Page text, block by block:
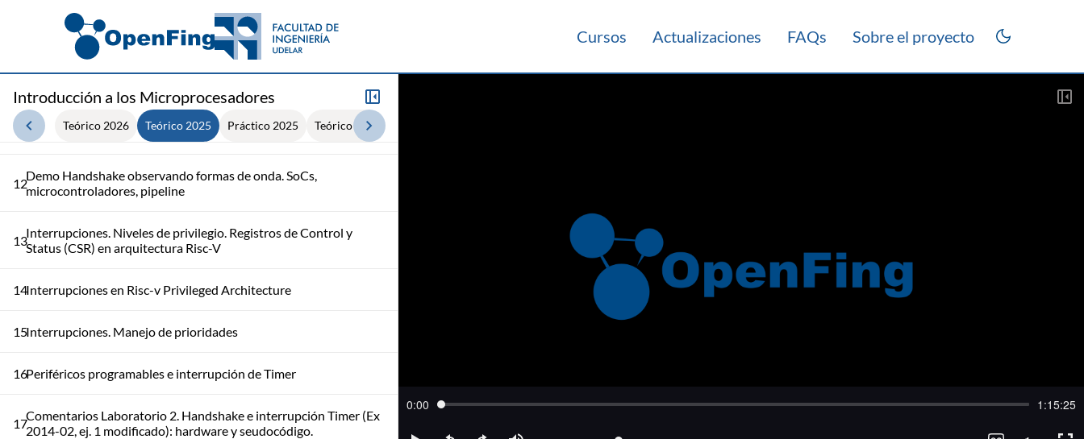
Cursos Actualizaciones FAQs Sobre el proyecto
Introducción a los Microprocesadores
Teórico 2026 Teórico 2025 Práctico 2025 Teórico 2015
Stack, subrutinas, Application Binary Interface (ABI), consultas
frecuentes Lab 1
10Decodificación, Métodos de E/S, Puertos de E/S, Handshake
11Repaso, Ejemplo Handshake, Polling, Uso de PSTRB Para
Escritura de a byte en Puertos
12Demo Handshake observando formas de onda. SoCs,
microcontroladores, pipeline
13Interrupciones. Niveles de privilegio. Registros de Control y
Status (CSR) en arquitectura Risc-V
14Interrupciones en Risc-v Privileged Architecture
15Interrupciones. Manejo de prioridades
16Periféricos programables e interrupción de Timer
17Comentarios Laboratorio 2. Handshake e interrupción Timer (Ex
2014-02, ej. 1 modificado): hardware y seudocódigo.